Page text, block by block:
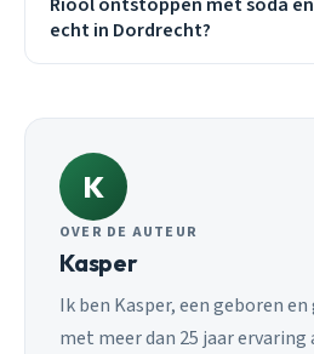
echt in Dordrecht?
K
OVER DE AUTEUR
Kasper
Ik ben Kasper, een geboren
met meer dan 25 jaar ervaring